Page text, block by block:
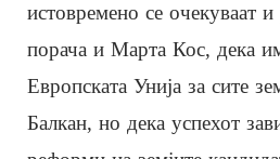
истовремено се очекуваат
порача и Марта Кос, дека
Европската Унија за сите
Балкан, но дека успехот